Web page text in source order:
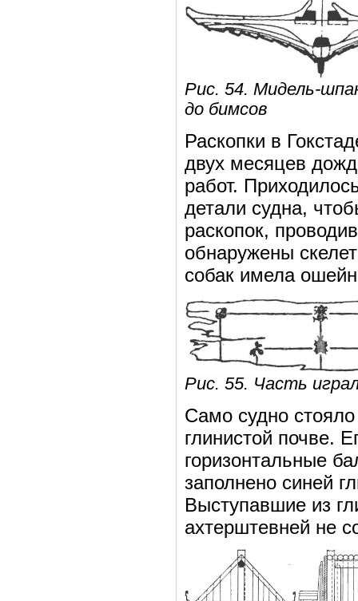
Рис. 54. Мидель-
до бимсов
Раскопки в
двух месяцев
работ.
детали судна,
раскопок,
обнаружены
собак имела
Рис. 55. Часть
Само судно
глинистой почве.
горизонтальные
заполнено синей
Выступавшие из
ахтерштевней не